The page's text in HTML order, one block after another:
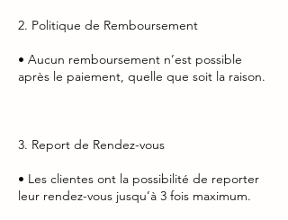
2. Politique de Remboursement
• Aucun remboursement n’est possible
après le paiement, quelle que soit la raison.
3. Report de Rendez-vous
• Les clientes ont la possibilité de reporter
leur rendez-vous jusqu’à 3 fois maximum.